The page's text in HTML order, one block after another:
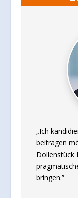
„Ich
beitragen
Dollenstück
bringen.”